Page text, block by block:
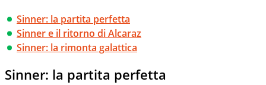
Sinner: la partita perfetta
Sinner e il ritorno di Alcaraz
Sinner: la rimonta galattica
Sinner: la partita perfetta